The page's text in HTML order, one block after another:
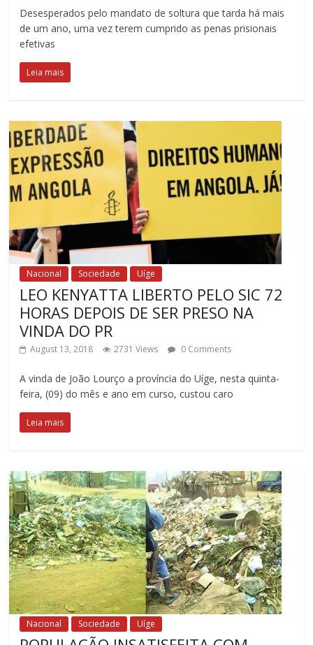
Desesperados pelo mandato de soltura que tarda há mais
de um ano, uma vez terem cumprido as penas prisionais
efetivas
Leia mais
Nacional Sociedade Uíge
LEO KENYATTA LIBERTO PELO SIC 72
HORAS DEPOIS DE SER PRESO NA
VINDA DO PR
August 13, 2018 2731 Views 0 Comments
A vinda de João Lourço a província do Uíge, nesta quinta-
feira, (09) do mês e ano em curso, custou caro
Leia mais
Nacional Sociedade Uíge